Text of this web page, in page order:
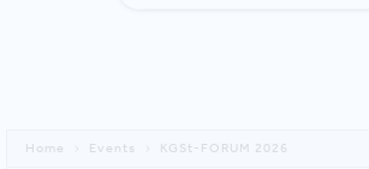
Home Events KGSt-FORUM 2026